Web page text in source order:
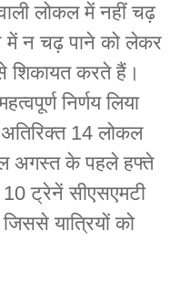
लोकल में नहीं चढ़
न चढ़ पाने को लेकर
शिकायत करते हैं।
निर्णय लिया
14 लोकल
अगस्त के पहले हफ्ते
ट्रेनें सीएसएमटी
यात्रियों को